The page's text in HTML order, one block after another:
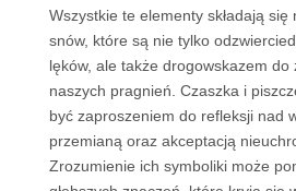
Wszystkie te elementy składają się
snów, które są nie tylko
lęków, ale także drogowskazem do
naszych pragnień. Czaszka i
być zaproszeniem do refleksji nad
przemianą oraz akceptacją
Zrozumienie ich symboliki może